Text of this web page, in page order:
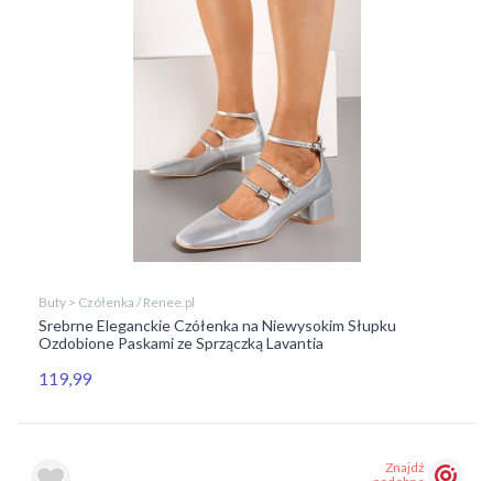
Buty > Czółenka / Renee.pl
Srebrne Eleganckie Czółenka na Niewysokim Słupku
Ozdobione Paskami ze Sprzączką Lavantia
119,99
Znajdź